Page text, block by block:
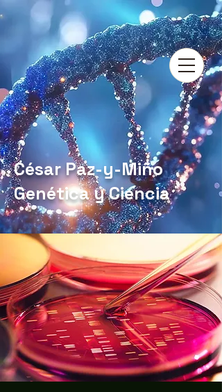
César Paz-y-Miño
Genética y Ciencia